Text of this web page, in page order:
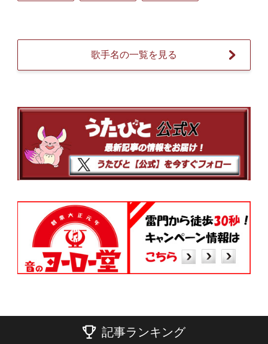
歌手名の一覧を見る
記事ランキング